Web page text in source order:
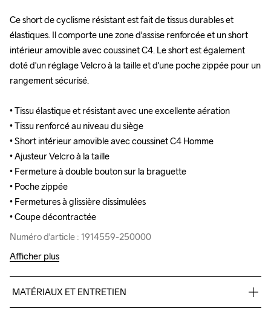
Ce short de cyclisme résistant est fait de tissus durables et
élastiques. Il comporte une zone d'assise renforcée et un short
intérieur amovible avec coussinet C4. Le short est également
doté d'un réglage Velcro à la taille et d'une poche zippée pour un
rangement sécurisé.
• Tissu élastique et résistant avec une excellente aération
• Tissu renforcé au niveau du siège
• Short intérieur amovible avec coussinet C4 Homme
• Ajusteur Velcro à la taille
• Fermeture à double bouton sur la braguette
• Poche zippée
• Fermetures à glissière dissimulées
• Coupe décontractée
Numéro d'article : 1914559-250000
Ce short de cyclisme résistant est fait de tissus durables et
élastiques. Il comporte une zone d'assise renforcée et un short
intérieur amovible avec coussinet C4. Le short est également
doté d'un réglage Velcro à la taille et d'une poche zippée pour un
rangement sécurisé.
• Tissu élastique et résistant avec une excellente aération
• Tissu renforcé au niveau du siège
• Short intérieur amovible avec coussinet C4 Homme
• Ajusteur Velcro à la taille
• Fermeture à double bouton sur la braguette
• Poche zippée
• Fermetures à glissière dissimulées
• Coupe décontractée
Numéro d'article : 1914559-250000
Afficher plus
MATÉRIAUX ET ENTRETIEN